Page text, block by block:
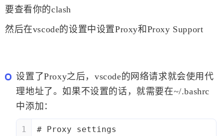
要查看你的clash
然后在vscode的设置中设置Proxy和Proxy Support
设置了Proxy之后，vscode的网络请求就会使用代
理地址了。如果不设置的话，就需要在~/.bashrc
中添加：
1
# Proxy settings